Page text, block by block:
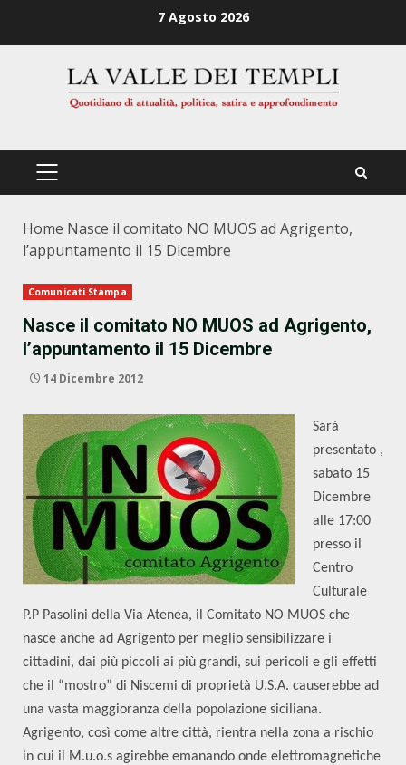
7 Agosto 2026
PRIMÄRES
Home Nasce il comitato NO MUOS ad Agrigento,
l’appuntamento il 15 Dicembre
Comunicati Stampa
Nasce il comitato NO MUOS ad Agrigento,
l’appuntamento il 15 Dicembre
14 Dicembre 2012
Sarà
presentato ,
sabato 15
Dicembre
alle 17:00
presso il
Centro
Culturale
P.P Pasolini della Via Atenea, il Comitato NO MUOS che
nasce anche ad Agrigento per meglio sensibilizzare i
cittadini, dai più piccoli ai più grandi, sui pericoli e gli effetti
che il “mostro” di Niscemi di proprietà U.S.A. causerebbe ad
una vasta maggioranza della popolazione siciliana.
Agrigento, così come altre città, rientra nella zona a rischio
in cui il M.u.o.s agirebbe emanando onde elettromagnetiche